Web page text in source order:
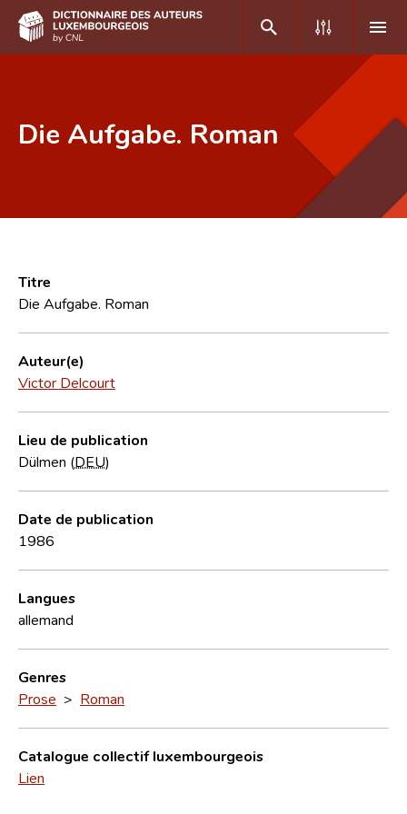
Foire aux questions
CNL
Équipe scientifique
Contact
Die Aufgabe. Roman
Titre
Die Aufgabe. Roman
Auteur(e)
Victor Delcourt
Lieu de publication
Dülmen (DEU)
Date de publication
1986
Langues
allemand
Genres
Prose > Roman
Catalogue collectif luxembourgeois
Lien